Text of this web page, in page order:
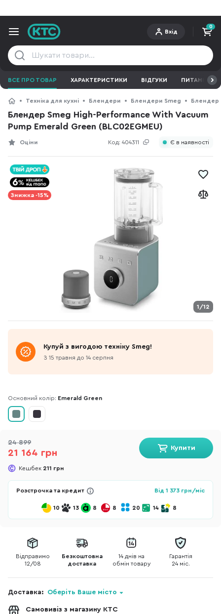
Вхід
0
ВСЕ ПРО ТОВАР ХАРАКТЕРИСТИКИ ВІДГУКИ ПИТАННЯ ТА
Техніка для кухні Блендери Блендери Smeg Блендер
Блендер Smeg High-Performance With Vacuum
Pump Emerald Green (BLC02EGMEU)
Код: 404311
Оціни Є в наявності
1/12
Знижка -15%
Купуй з вигодою техніку Smeg!
З 15 травня до 14 серпня
Основний колір: Emerald Green
24 899
21 164 грн
Кешбек 211 грн
Купити
Розстрочка та кредит Від 1 373 грн/міс
10 13 8 8 20 14 8
Відправимо
12/08
Безкоштовна
доставка
14 днів на
обмін товару
Гарантія
24 міс.
Доставка: Оберіть Ваше місто
Самовивіз з магазину КТС